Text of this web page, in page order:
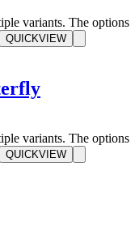
variants. The options
QUICKVIEW
variants. The options
QUICKVIEW